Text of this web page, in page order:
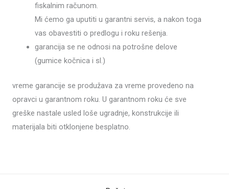
fiskalnim računom.
Mi ćemo ga uputiti u garantni servis, a nakon toga
vas obavestiti o predlogu i roku rešenja.
garancija se ne odnosi na potrošne delove
(gumice kočnica i sl.)
vreme garancije se produžava za vreme provedeno na
opravci u garantnom roku. U garantnom roku će sve
greške nastale usled loše ugradnje, konstrukcije ili
materijala biti otklonjene besplatno.